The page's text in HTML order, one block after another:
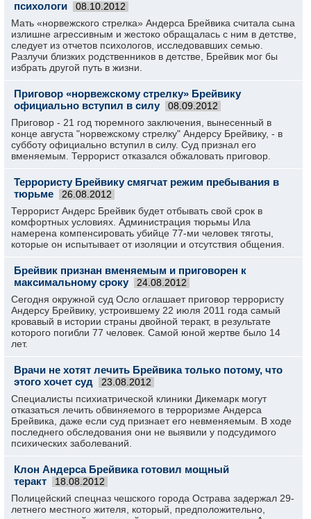
психологи
08.10.2012
Мать «норвежского стрелка» Андерса Брейвика считала сына
излишне агрессивным и жестоко обращалась с ним в детстве,
следует из отчетов психологов, исследовавших семью.
Разлучи близких родственников в детстве, Брейвик мог бы
избрать другой путь в жизни.
Приговор «норвежскому стрелку» Брейвику
официально вступил в силу
08.09.2012
Приговор - 21 год тюремного заключения, вынесенный в
конце августа "норвежскому стрелку" Андерсу Брейвику, - в
субботу официально вступил в силу. Суд признал его
вменяемым. Террорист отказался обжаловать приговор.
Террористу Брейвику смягчат режим пребывания в
тюрьме
26.08.2012
Террорист Андерс Брейвик будет отбывать свой срок в
комфортных условиях. Администрация тюрьмы Ила
намерена компенсировать убийце 77-ми человек тяготы,
которые он испытывает от изоляции и отсутствия общения.
Брейвик признан вменяемым и приговорен к
максимальному сроку
24.08.2012
Сегодня окружной суд Осло оглашает приговор террористу
Андерсу Брейвику, устроившему 22 июля 2011 года самый
кровавый в истории страны двойной теракт, в результате
которого погибли 77 человек. Самой юной жертве было 14
лет.
Врачи не хотят лечить Брейвика только потому, что
этого хочет суд
23.08.2012
Специалисты психиатрической клиники Дикемарк могут
отказаться лечить обвиняемого в терроризме Андерса
Брейвика, даже если суд признает его невменяемым. В ходе
последнего обследования они не выявили у подсудимого
психических заболеваний.
Клон Андерса Брейвика готовил мощный
теракт
18.08.2012
Полицейский спецназ чешского города Острава задержал 29-
летнего местного жителя, который, предположительно,